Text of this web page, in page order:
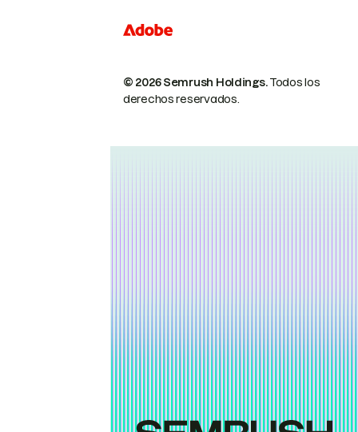
© 2026 Semrush Holdings.Todos los
derechos reservados.